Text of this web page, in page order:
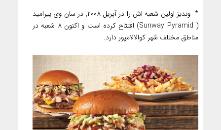
* وندیز اولین شعبه اش را در آپریل ۲۰۰۸, در سان وی پیرامید
( Sunway Pyramid) افتتاح کرده است و اکنون ۸ شعبه در
مناطق مختلف شهر کوالالامپور دارد.